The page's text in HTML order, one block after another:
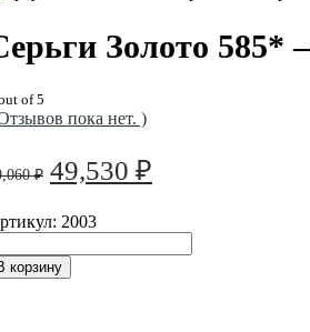
Золото 585*
of 5
пока нет. )
₽ Первоначальная
составляла
99,060 ₽.
49,530 ₽
49,530 ₽.
2003
корзину